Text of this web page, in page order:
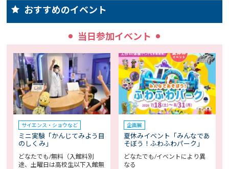
おすすめのイベント
当日参加イベント
サイエンス・ショウなど
ミニ実験「かんじてみよう目
のしくみ」
どなたでも/無料（入館料別
途、土曜日は高校生以下入館無
企画展
夏休みイベント「みんなであ
そぼう！ふわふわパーク」
どなたでも/イベントにより異
なる